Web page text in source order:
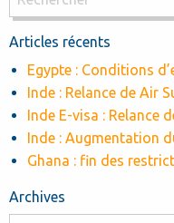
Articles récents
Egypte : Conditions
Inde : Relance de Air
Inde E-visa : Relance
Inde : Augmentation
Ghana : fin des
Archives